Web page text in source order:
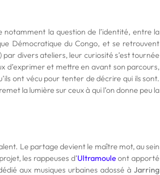
la question de l’identité, entre la
Démocratique du Congo, et se retrouvent
divers ateliers, leur curiosité s’est tournée
d’exprimer et mettre en avant son parcours,
ont vécu pour tenter de décrire qui ils sont.
la lumière sur ceux à qui l’on donne peu la
Le partage devient le maître mot, au sein
les rappeuses d’Ultramoule ont apporté
aux musiques urbaines adossé àJarring